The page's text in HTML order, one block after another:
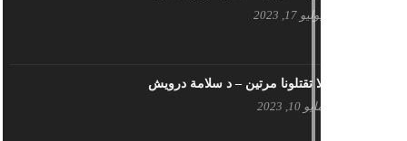
يوليو 17, 2023
لا تقتلونا مرتين – د سلامة درويش
مايو 10, 2023